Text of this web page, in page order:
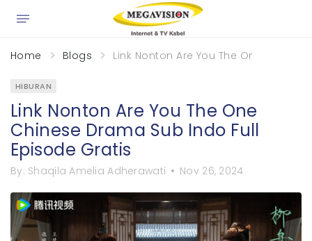
Home Blogs Link Nonton Are You The One
HIBURAN
Link Nonton Are You The One
Chinese Drama Sub Indo Full
Episode Gratis
By: Shaqila Amelia Adherawati Nov 26, 2024